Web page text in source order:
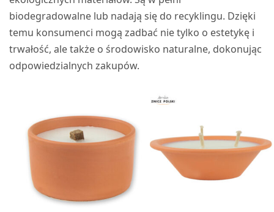
biodegradowalne lub nadają się do recyklingu. Dzięki
temu konsumenci mogą zadbać nie tylko o estetykę i
trwałość, ale także o środowisko naturalne, dokonując
odpowiedzialnych zakupów.